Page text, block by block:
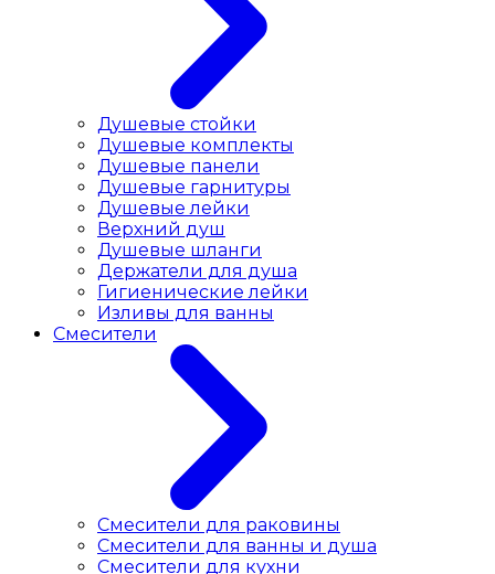
Душевые стойки
Душевые комплекты
Душевые панели
Душевые гарнитуры
Душевые лейки
Верхний душ
Душевые шланги
Держатели для душа
Гигиенические лейки
Изливы для ванны
Смесители
Смесители для раковины
Cмесители для ванны и душа
Смесители для кухни